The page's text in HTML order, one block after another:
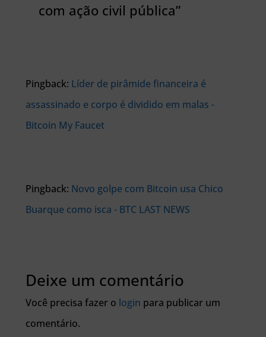
com ação civil pública”
Pingback: Líder de pirâmide financeira é
assassinado e corpo é dividido em malas -
Bitcoin My Faucet
Pingback: Novo golpe com Bitcoin usa Chico
Buarque como isca - BTC LAST NEWS
Deixe um comentário
Você precisa fazer o login para publicar um
comentário.